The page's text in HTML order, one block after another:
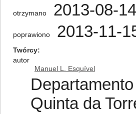
otrzymano 2013-08-14
poprawiono 2013-11-
Twórcy
autor
Manuel L. Esquível
Quinta da